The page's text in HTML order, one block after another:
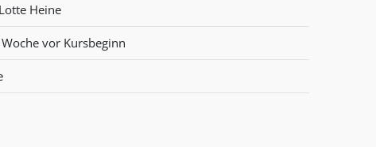
Heine
Woche vor Kursbeginn